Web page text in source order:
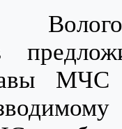
МЧС